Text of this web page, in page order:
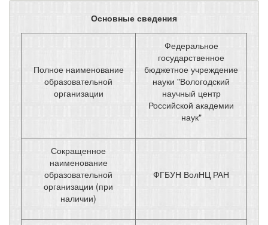
Основные сведения
Полное наименование
образовательной
организации
Федеральное
государственное
бюджетное учреждение
науки "Вологодский
научный центр
Российской академии
наук"
Сокращенное
наименование
образовательной
организации (при
наличии)
ФГБУН ВолНЦ РАН